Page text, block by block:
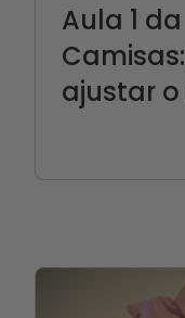
Aula 1
ajustar